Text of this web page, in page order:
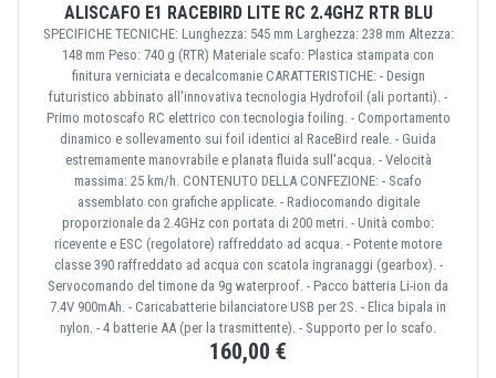
ALISCAFO E1 RACEBIRD LITE RC 2.4GHZ RTR BLU
SPECIFICHE TECNICHE: Lunghezza: 545 mm Larghezza: 238 mm Altezza:
148 mm Peso: 740 g (RTR) Materiale scafo: Plastica stampata con
finitura verniciata e decalcomanie CARATTERISTICHE: - Design
futuristico abbinato all'innovativa tecnologia Hydrofoil (ali portanti). -
Primo motoscafo RC elettrico con tecnologia foiling. - Comportamento
dinamico e sollevamento sui foil identici al RaceBird reale. - Guida
estremamente manovrabile e planata fluida sull'acqua. - Velocità
massima: 25 km/h. CONTENUTO DELLA CONFEZIONE: - Scafo
assemblato con grafiche applicate. - Radiocomando digitale
proporzionale da 2.4GHz con portata di 200 metri. - Unità combo:
ricevente e ESC (regolatore) raffreddato ad acqua. - Potente motore
classe 390 raffreddato ad acqua con scatola ingranaggi (gearbox). -
Servocomando del timone da 9g waterproof. - Pacco batteria Li-ion da
7.4V 900mAh. - Caricabatterie bilanciatore USB per 2S. - Elica bipala in
nylon. - 4 batterie AA (per la trasmittente). - Supporto per lo scafo.
160,00 €